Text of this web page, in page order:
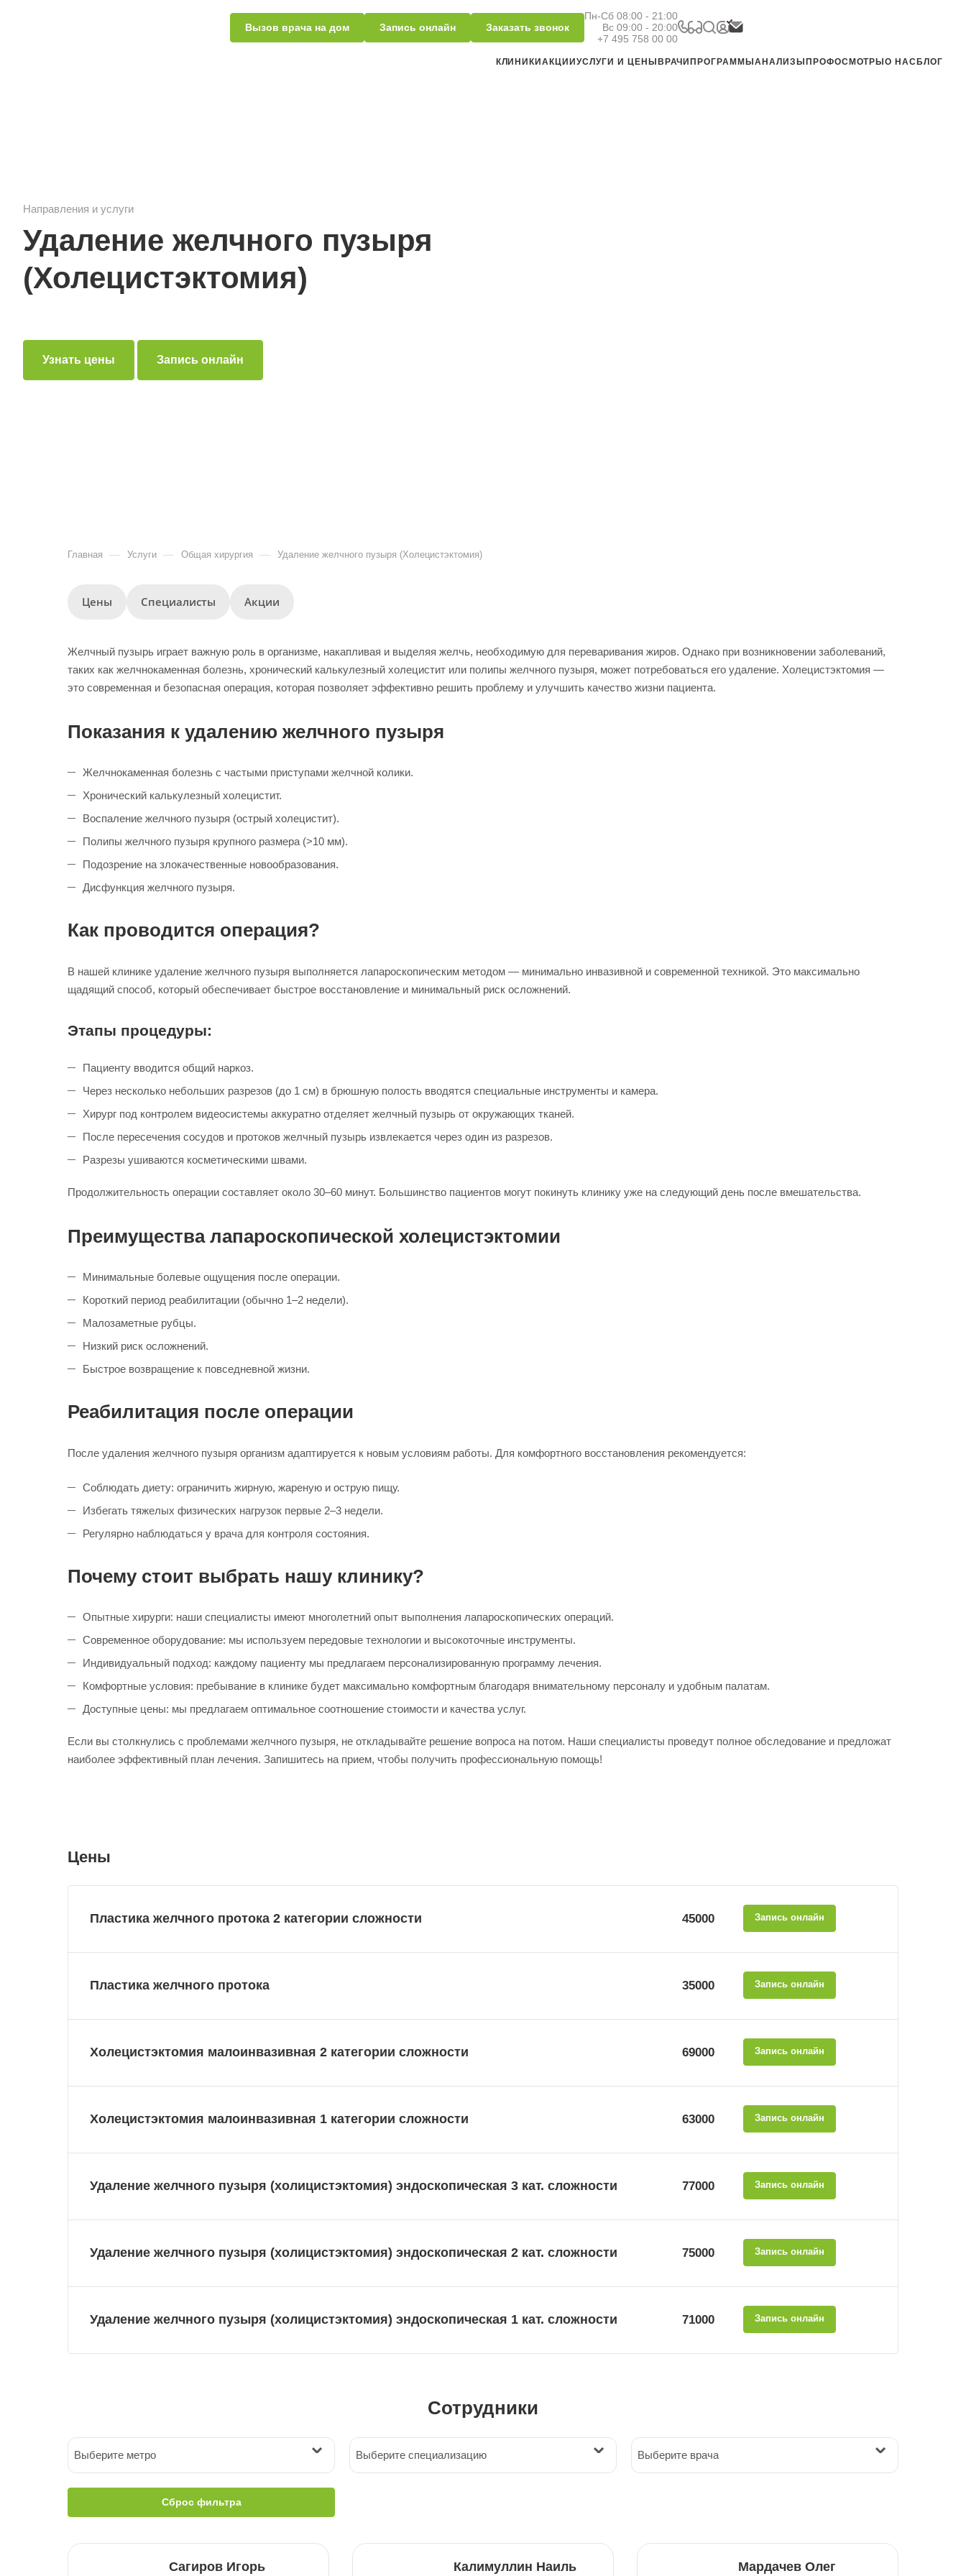
Вызов врача на дом Запись онлайн Заказать звонок
Пн-Сб 08:00 - 21:00
Вс 09:00 - 20:00
+7 495 758 00 00
КЛИНИКИАКЦИИУСЛУГИ И ЦЕНЫ ВРАЧИ ПРОГРАММЫАНАЛИЗЫ ПРОФОСМОТРЫО НАС БЛОГ
Направления и услуги
Удаление желчного пузыря
(Холецистэктомия)
Узнать цены Запись онлайн
Главная — Услуги — Общая хирургия — Удаление желчного пузыря (Холецистэктомия)
Цены Специалисты Акции
Желчный пузырь играет важную роль в организме, накапливая и выделяя желчь, необходимую для переваривания жиров. Однако при возникновении заболеваний,
таких как желчнокаменная болезнь, хронический калькулезный холецистит или полипы желчного пузыря, может потребоваться его удаление. Холецистэктомия —
это современная и безопасная операция, которая позволяет эффективно решить проблему и улучшить качество жизни пациента.
Показания к удалению желчного пузыря
Желчнокаменная болезнь с частыми приступами желчной колики.
Хронический калькулезный холецистит.
Воспаление желчного пузыря (острый холецистит).
Полипы желчного пузыря крупного размера (>10 мм).
Подозрение на злокачественные новообразования.
Дисфункция желчного пузыря.
Как проводится операция?
В нашей клинике удаление желчного пузыря выполняется лапароскопическим методом — минимально инвазивной и современной техникой. Это максимально
щадящий способ, который обеспечивает быстрое восстановление и минимальный риск осложнений.
Этапы процедуры:
Пациенту вводится общий наркоз.
Через несколько небольших разрезов (до 1 см) в брюшную полость вводятся специальные инструменты и камера.
Хирург под контролем видеосистемы аккуратно отделяет желчный пузырь от окружающих тканей.
После пересечения сосудов и протоков желчный пузырь извлекается через один из разрезов.
Разрезы ушиваются косметическими швами.
Продолжительность операции составляет около 30–60 минут. Большинство пациентов могут покинуть клинику уже на следующий день после вмешательства.
Преимущества лапароскопической холецистэктомии
Минимальные болевые ощущения после операции.
Короткий период реабилитации (обычно 1–2 недели).
Малозаметные рубцы.
Низкий риск осложнений.
Быстрое возвращение к повседневной жизни.
Реабилитация после операции
После удаления желчного пузыря организм адаптируется к новым условиям работы. Для комфортного восстановления рекомендуется:
Соблюдать диету: ограничить жирную, жареную и острую пищу.
Избегать тяжелых физических нагрузок первые 2–3 недели.
Регулярно наблюдаться у врача для контроля состояния.
Почему стоит выбрать нашу клинику?
Опытные хирурги: наши специалисты имеют многолетний опыт выполнения лапароскопических операций.
Современное оборудование: мы используем передовые технологии и высокоточные инструменты.
Индивидуальный подход: каждому пациенту мы предлагаем персонализированную программу лечения.
Комфортные условия: пребывание в клинике будет максимально комфортным благодаря внимательному персоналу и удобным палатам.
Доступные цены: мы предлагаем оптимальное соотношение стоимости и качества услуг.
Если вы столкнулись с проблемами желчного пузыря, не откладывайте решение вопроса на потом. Наши специалисты проведут полное обследование и предложат
наиболее эффективный план лечения. Запишитесь на прием, чтобы получить профессиональную помощь!
Цены
Пластика желчного протока 2 категории сложности 45000 Запись онлайн
Пластика желчного протока 35000 Запись онлайн
Холецистэктомия малоинвазивная 2 категории сложности 69000 Запись онлайн
Холецистэктомия малоинвазивная 1 категории сложности 63000 Запись онлайн
Удаление желчного пузыря (холицистэктомия) эндоскопическая 3 кат. сложности 77000 Запись онлайн
Удаление желчного пузыря (холицистэктомия) эндоскопическая 2 кат. сложности 75000 Запись онлайн
Удаление желчного пузыря (холицистэктомия) эндоскопическая 1 кат. сложности 71000 Запись онлайн
Сотрудники
Выберите метро Выберите специализацию Выберите врача
Сброс фильтра
Сагиров Игорь Калимуллин Наиль Мардачев Олег